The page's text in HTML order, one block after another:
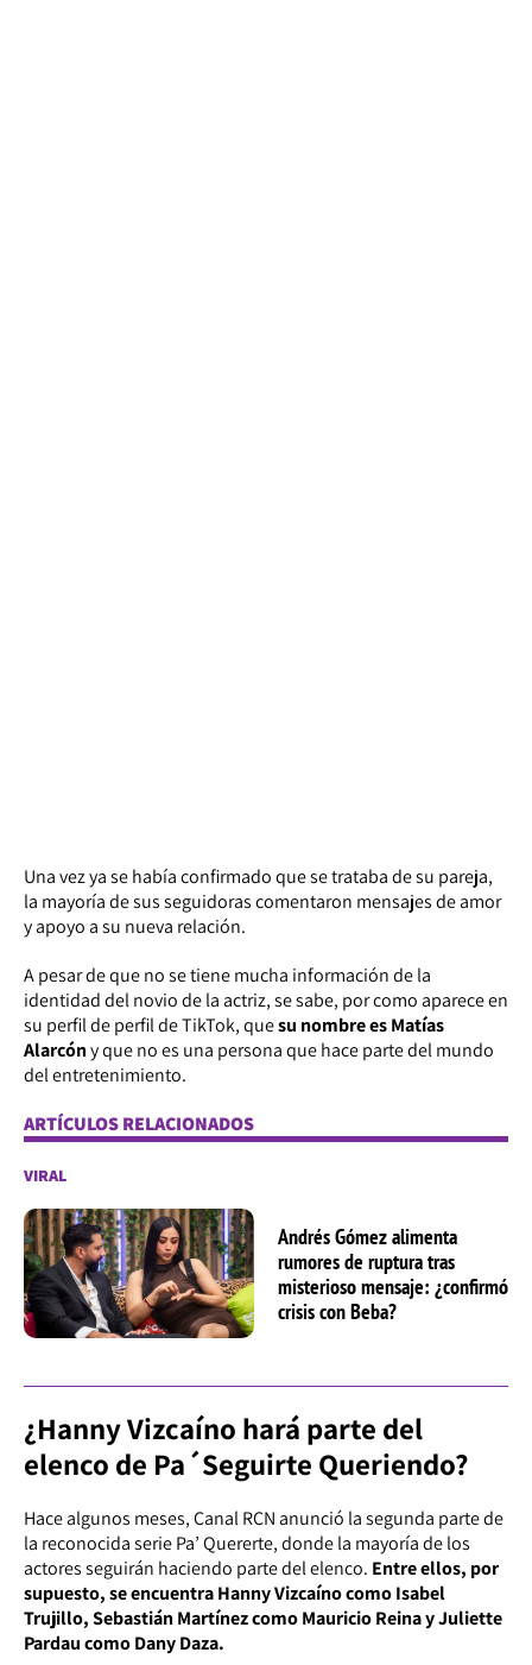
Una vez ya se había confirmado que se trataba de su pareja,
la mayoría de sus seguidoras comentaron mensajes de amor
y apoyo a su nueva relación.
A pesar de que no se tiene mucha información de la
identidad del novio de la actriz, se sabe, por como aparece en
su perfil de perfil de TikTok, quesu nombre es Matías
Alarcóny que no es una persona que hace parte del mundo
del entretenimiento.
ARTÍCULOS RELACIONADOS
VIRAL
Andrés Gómez alimenta
rumores de ruptura tras
misterioso mensaje: ¿confirmó
crisis con Beba?
¿Hanny Vizcaíno hará parte del
elenco de Pa´Seguirte Queriendo?
Hace algunos meses, Canal RCN anunció la segunda parte de
la reconocida serie Pa’ Quererte, donde la mayoría de los
actores seguirán haciendo parte del elenco. Entre ellos, por
supuesto, se encuentra Hanny Vizcaíno como Isabel
Trujillo, Sebastián Martínez como Mauricio Reina y Juliette
Pardau como Dany Daza.